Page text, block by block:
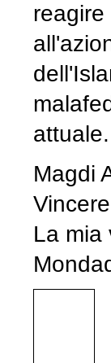
attuale.
Magdi
La mia